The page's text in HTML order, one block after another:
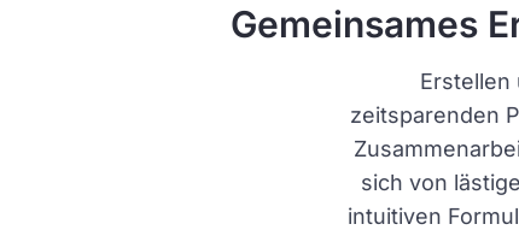
Gemeinsames
Erstellen
zeitsparenden
sich von
intuitiven